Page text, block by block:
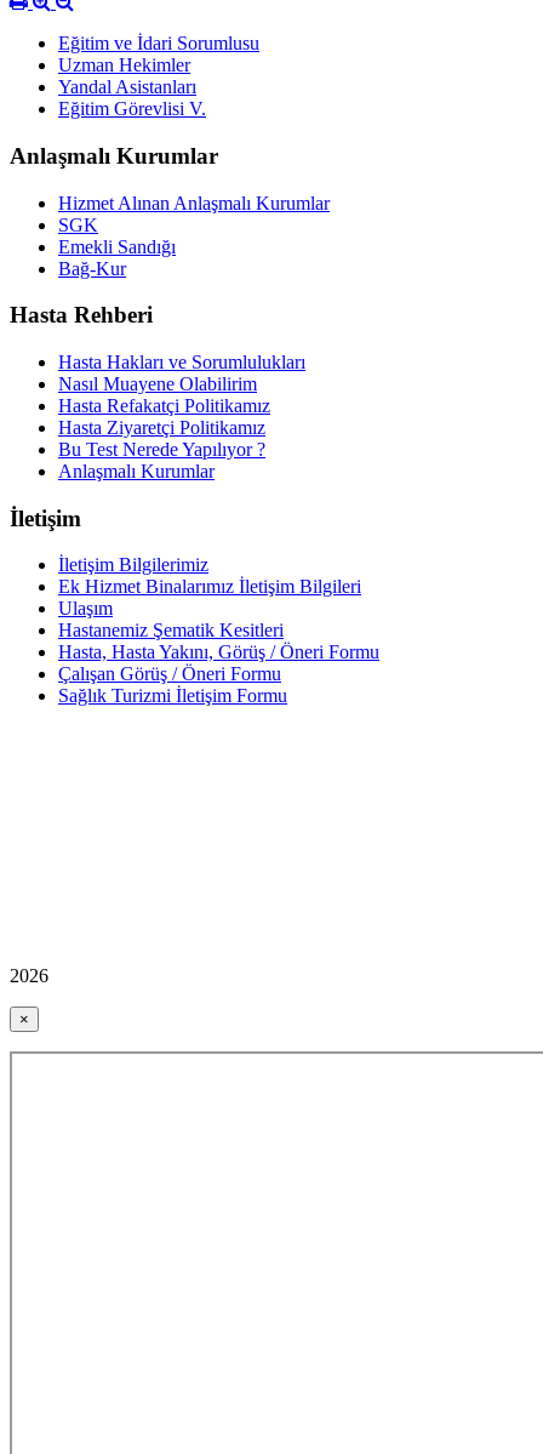
Eğitim ve İdari Sorumlusu
Uzman Hekimler
Yandal Asistanları
Eğitim Görevlisi V.
Anlaşmalı Kurumlar
Hizmet Alınan Anlaşmalı Kurumlar
SGK
Emekli Sandığı
Bağ-Kur
Hasta Rehberi
Hasta Hakları ve Sorumlulukları
Nasıl Muayene Olabilirim
Hasta Refakatçi Politikamız
Hasta Ziyaretçi Politikamız
Bu Test Nerede Yapılıyor ?
Anlaşmalı Kurumlar
İletişim
İletişim Bilgilerimiz
Ek Hizmet Binalarımız İletişim Bilgileri
Ulaşım
Hastanemiz Şematik Kesitleri
Hasta, Hasta Yakını, Görüş / Öneri Formu
Çalışan Görüş / Öneri Formu
Sağlık Turizmi İletişim Formu
2026
×